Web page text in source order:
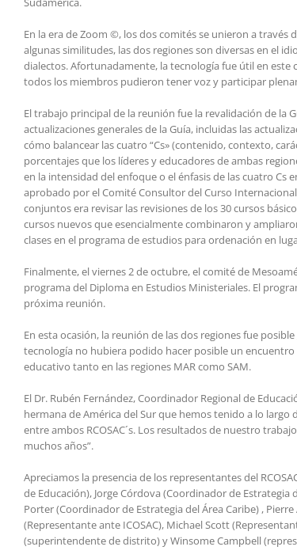
En la era de Zoom ©, los dos comités se unieron a
algunas similitudes, las dos regiones son diversas en el
dialectos. Afortunadamente, la tecnología fue útil en
todos los miembros pudieron tener voz y participar
El trabajo principal de la reunión fue la revalidación de la
actualizaciones generales de la Guía, incluidas las
cómo balancear las cuatro “Cs» (contenido, contexto,
porcentajes que los líderes y educadores de ambas
en la intensidad del enfoque o el énfasis de las cuatro
aprobado por el Comité Consultor del Curso
conjuntos era revisar las revisiones de los 30 cursos
cursos nuevos que esencialmente combinaron y
clases en el programa de estudios para ordenación en
Finalmente, el viernes 2 de octubre, el comité de
programa del Diploma en Estudios Ministeriales. El
próxima reunión.
En esta ocasión, la reunión de las dos regiones fue
tecnología no hubiera podido hacer posible un
educativo tanto en las regiones MAR como SAM.
El Dr. Rubén Fernández, Coordinador Regional de
hermana de América del Sur que hemos tenido a lo
entre ambos RCOSAC´s. Los resultados de nuestro
muchos años”.
Apreciamos la presencia de los representantes del
de Educación), Jorge Córdova (Coordinador de
Porter (Coordinador de Estrategia del Área Caribe) ,
(Representante ante ICOSAC), Michael Scott
(superintendente de distrito) y Winsome Campbell